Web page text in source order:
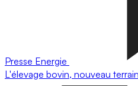
Presse Energie
L'élevage bovin, nouveau